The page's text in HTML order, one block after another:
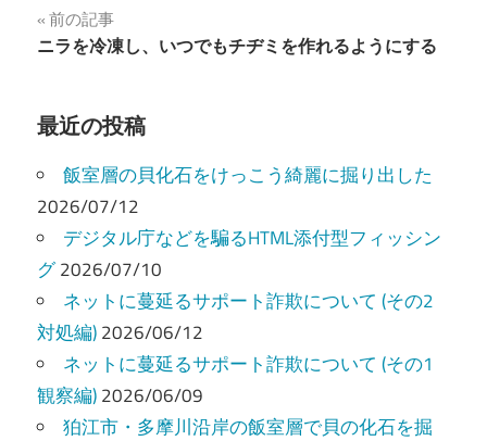
投
稿
ナ
ビ
ゲ
ー
シ
ョ
ン
前の記事
ニラを冷凍し、いつでもチヂミを作れるようにする
最近の投稿
飯室層の貝化石をけっこう綺麗に掘り出した
2026/07/12
デジタル庁などを騙るHTML添付型フィッシン
グ2026/07/10
ネットに蔓延るサポート詐欺について (その2
対処編)2026/06/12
ネットに蔓延るサポート詐欺について (その1
観察編)2026/06/09
狛江市・多摩川沿岸の飯室層で貝の化石を掘